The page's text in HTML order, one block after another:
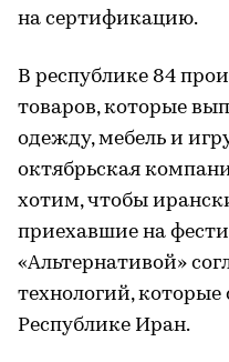
на сертификацию.
В республике 84
товаров, которые
одежду, мебель и
октябрьская
хотим, чтобы
приехавшие на
«Альтернативой»
технологий, которые
Республике Иран.